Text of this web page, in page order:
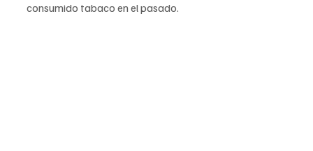
consumido tabaco en el pasado.